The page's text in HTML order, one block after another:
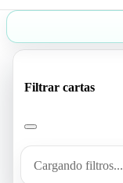
Filtrar cartas
Cargando filtros...